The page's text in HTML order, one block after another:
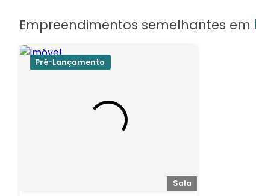
Empreendimentos semelhantes em
Pré-Lançamento
Sala